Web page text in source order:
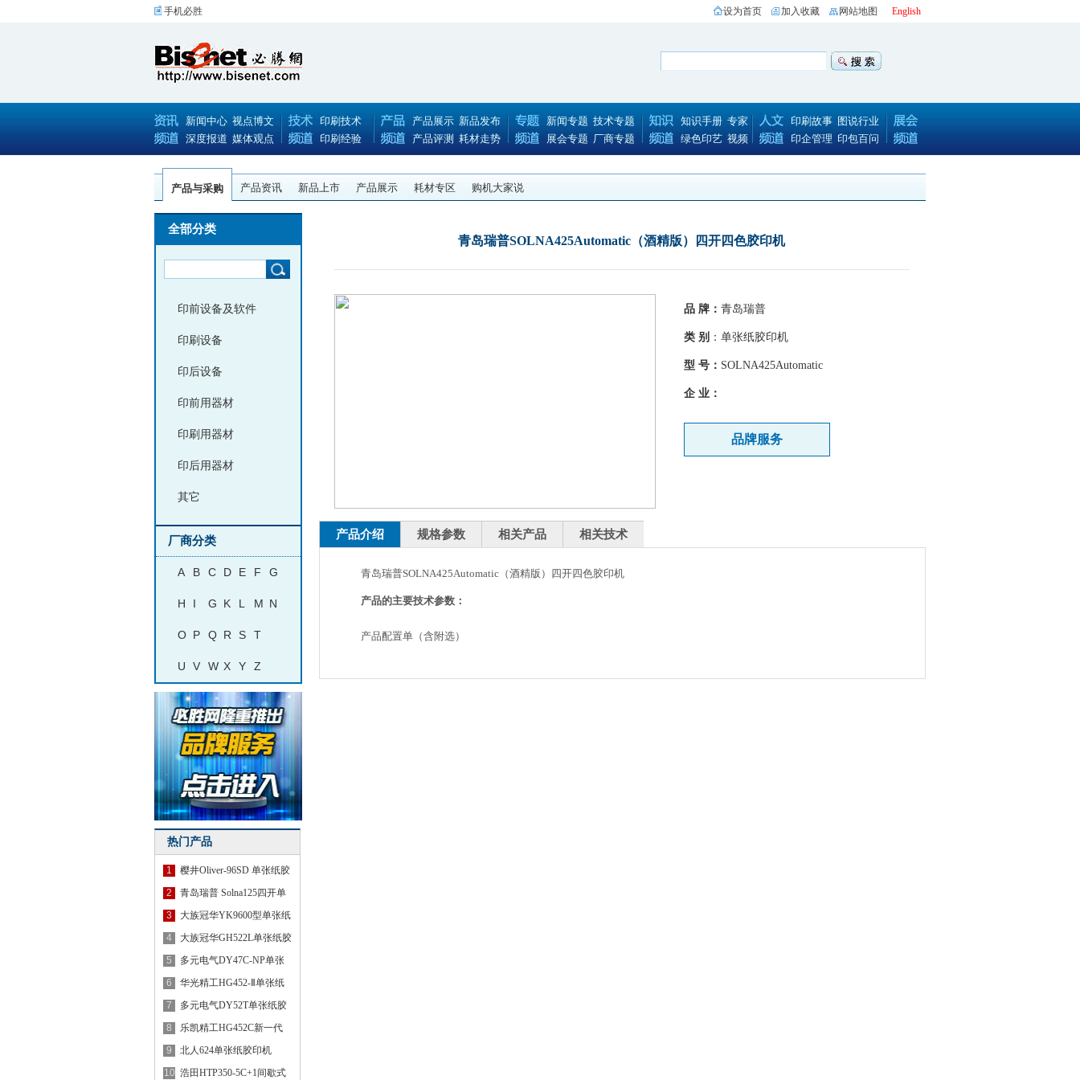
手机必胜 English
网站地图
加入收藏
设为首页
新闻中心 视点博文
深度报道 媒体观点
印刷技术
印刷经验
产品展示 新品发布
产品评测 耗材走势
新闻专题 技术专题
展会专题 厂商专题
知识手册 专家
绿色印艺 视频
印刷故事 图说行业
印企管理 印包百问
产品与采购 产品资讯 新品上市 产品展示 耗材专区 购机大家说
全部分类
印前设备及软件
印刷设备
印后设备
印前用器材
印刷用器材
印后用器材
其它
厂商分类
A B C D E F G
H I G K L M N
O P Q R S T
U V W X Y Z
热门产品
1
樱井Oliver-96SD 单张纸胶
印
2
青岛瑞普 Solna125四开单
色胶
3
大族冠华YK9600型单张纸
胶印
4
大族冠华GH522L单张纸胶
印机
5
多元电气DY47C-NP单张
纸胶印
6
华光精工HG452-Ⅱ单张纸
胶印
7
多元电气DY52T单张纸胶
印机
8
乐凯精工HG452C新一代
高性能
9
北人624单张纸胶印机
10 浩田HTP350-5C+1间歇式
青岛瑞普SOLNA425Automatic（酒精版）四开四色胶印机
品 牌： 青岛瑞普
类 别 ：单张纸胶印机
型 号： SOLNA425Automatic
企 业：
品牌服务
产品介绍 规格参数 相关产品 相关技术
青岛瑞普SOLNA425Automatic（酒精版）四开四色胶印机
产品的主要技术参数：
产品配置单（含附选）